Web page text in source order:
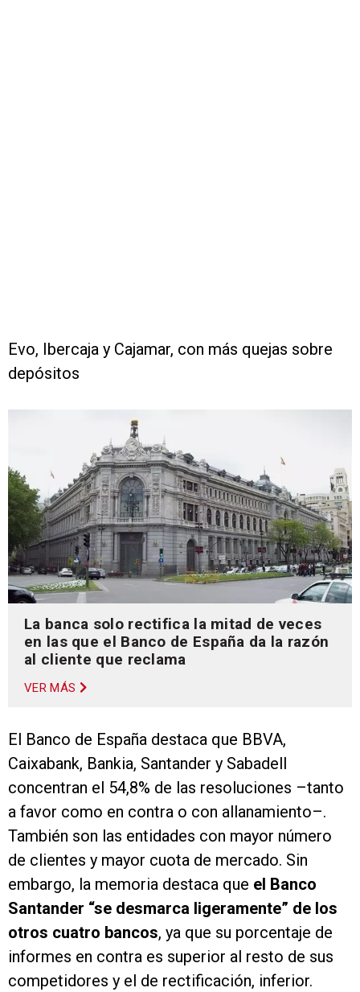
Evo, Ibercaja y Cajamar, con más quejas sobre
depósitos
La banca solo rectifica la mitad de veces
en las que el Banco de España da la razón
al cliente que reclama
VER MÁS
El Banco de España destaca que BBVA,
Caixabank, Bankia, Santander y Sabadell
concentran el 54,8% de las resoluciones –tanto
a favor como en contra o con allanamiento–.
También son las entidades con mayor número
de clientes y mayor cuota de mercado. Sin
embargo, la memoria destaca que el Banco
Santander “se desmarca ligeramente” de los
otros cuatro bancos, ya que su porcentaje de
informes en contra es superior al resto de sus
competidores y el de rectificación, inferior.